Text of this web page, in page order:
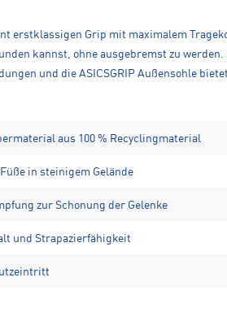
erstklassigen Grip mit maximalem
kannst, ohne ausgebremst zu
und die ASICSGRIP Außensohle
aus 100 % Recyclingmaterial
in steinigem Gelände
zur Schonung der Gelenke
und Strapazierfähigkeit